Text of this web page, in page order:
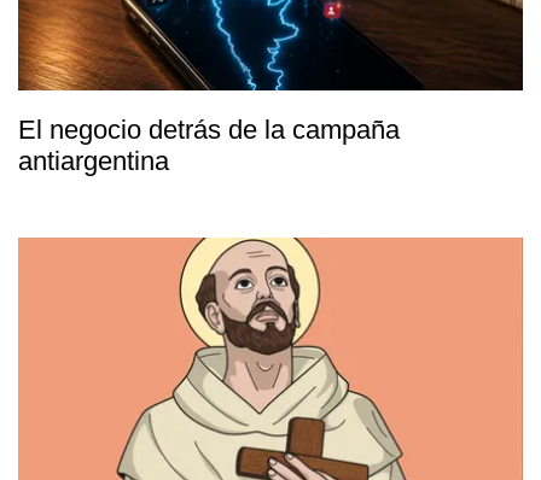
El negocio detrás de la campaña
antiargentina